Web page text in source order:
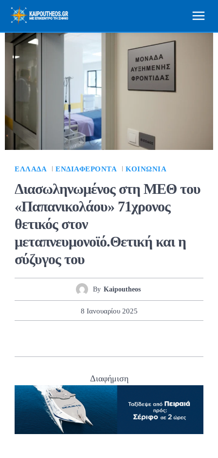
ΕΛΛΆΔΑ ΕΝΔΙΑΦΈΡΟΝΤΑ ΚΟΙΝΩΝΊΑ
Διασωληνωμένος στη ΜΕΘ του
«Παπανικολάου» 71χρονος
θετικός στον
μεταπνευμονοϊό.Θετική και η
σύζυγος του
By Kaipoutheos
8 Ιανουαρίου 2025
Διαφήμιση